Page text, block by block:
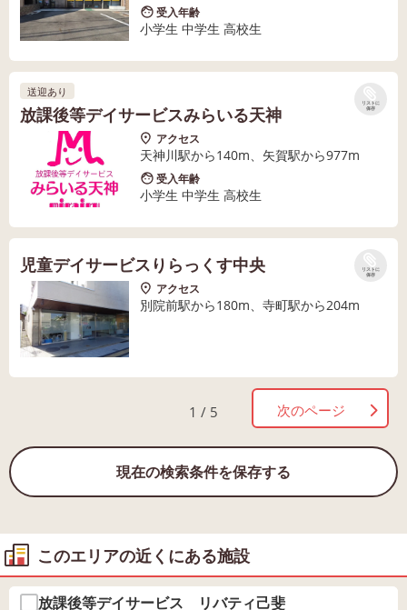
受入年齢
小学生 中学生 高校生
リストに
保存
送迎あり
放課後等デイサービスみらいる天神
アクセス
天神川駅から140m、矢賀駅から977m
受入年齢
小学生 中学生 高校生
リストに
保存
児童デイサービスりらっくす中央
アクセス
別院前駅から180m、寺町駅から204m
1 / 5 次のページ
現在の検索条件を保存する
このエリアの近くにある施設
放課後等デイサービス リバティ己斐